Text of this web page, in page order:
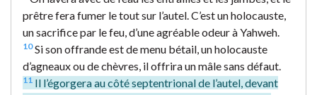
prêtre fera fumer le tout sur l’autel. C’est un holocauste,
un sacrifice par le feu, d’une agréable odeur à Yahweh.
10Si son offrande est de menu bétail, un holocauste
d’agneaux ou de chèvres, il offrira un mâle sans défaut.
11 Il l’égorgera au côté septentrional de l’autel, devant